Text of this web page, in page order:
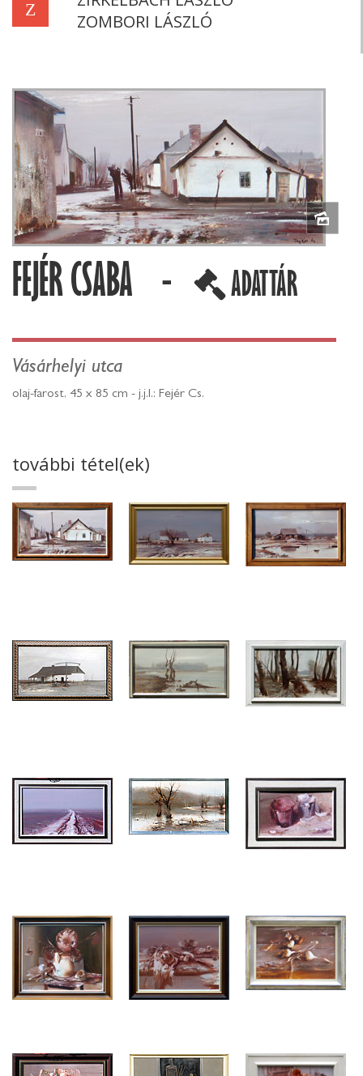
Z
ZOMBORI LÁSZLÓ
FEJÉR CSABA - ADATTÁR
Vásárhelyi utca
olaj-farost, 45 x 85 cm - j.j.l.: Fejér Cs.
további tétel(ek)